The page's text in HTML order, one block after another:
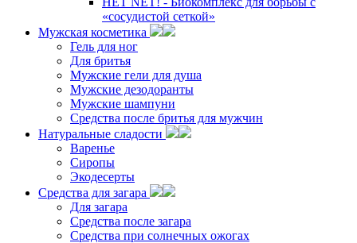
«сосудистой сеткой»
Мужская косметика
Гель для ног
Для бритья
Мужские гели для душа
Мужские дезодоранты
Мужские шампуни
Средства после бритья для мужчин
Натуральные сладости
Варенье
Сиропы
Экодесерты
Средства для загара
Для загара
Средства после загара
Средства при солнечных ожогах